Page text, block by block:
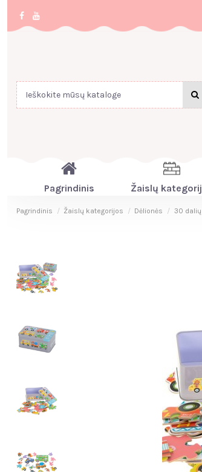
Pagrindinis Žaislų
Pagrindinis Žaislų kategorijos Dėlionės 30